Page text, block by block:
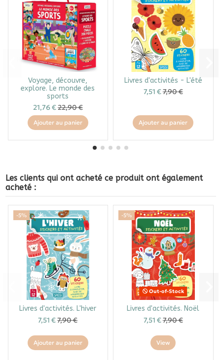
Voyage, découvre,
explore. Le monde des
sports
21,76 €22,90 €
Ajouter au panier
Livres d'activités - L'été
7,51 €7,90 €
Ajouter au panier
Les clients qui ont acheté ce produit ont également
acheté :
-5%
Livres d'activités. L'hiver
7,51 €7,90 €
Ajouter au panier
-5%
Out-of-Stock
Livres d'activités. Noël
7,51 €7,90 €
View